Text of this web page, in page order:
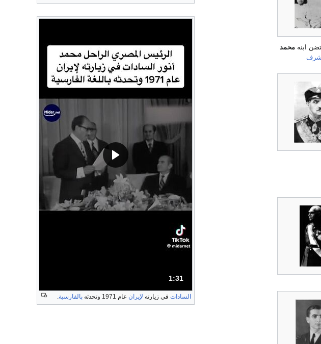
المدة: دقائق و 31 ثواني.
1:31
السادات في زيارته لإيران عام 1971 وتحدثه بالفارسية.
ابنه محمد